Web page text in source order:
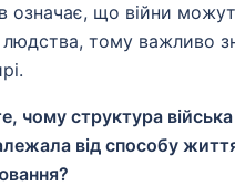
означає, що війни
тому важливо
чому структура війська
від способу